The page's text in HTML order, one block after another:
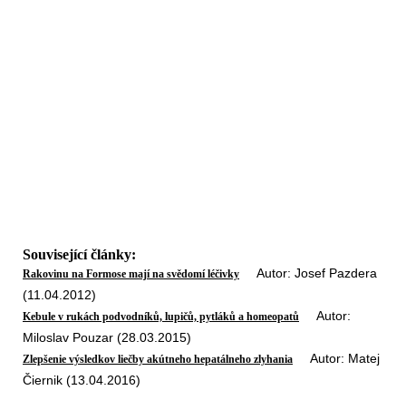
Související články:
Rakovinu na Formose mají na svědomí léčivky Autor: Josef Pazdera
(11.04.2012)
Kebule v rukách podvodníků, lupičů, pytláků a homeopatů Autor:
Miloslav Pouzar (28.03.2015)
Zlepšenie výsledkov liečby akútneho hepatálneho zlyhania Autor: Matej
Čiernik (13.04.2016)